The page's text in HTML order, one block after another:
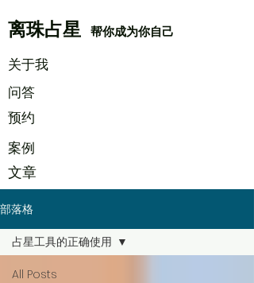
离珠占星 帮你成为你自己
​关于我
​问答
案例
文章
​预约
部落格
All Posts
占星工具的正确使用